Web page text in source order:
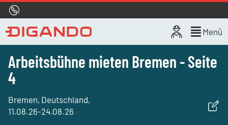
Menü
Arbeitsbühne mieten Bremen - Seite
4
Bremen, Deutschland,
11.08.26-24.08.26